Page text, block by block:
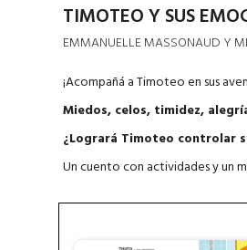
TIMOTEO Y SUS
EMMANUELLE MASSONAUD Y
¡Acompañá a Timoteo en sus
Miedos, celos, timidez,
¿Logrará Timoteo controlar
Un cuento con actividades y un